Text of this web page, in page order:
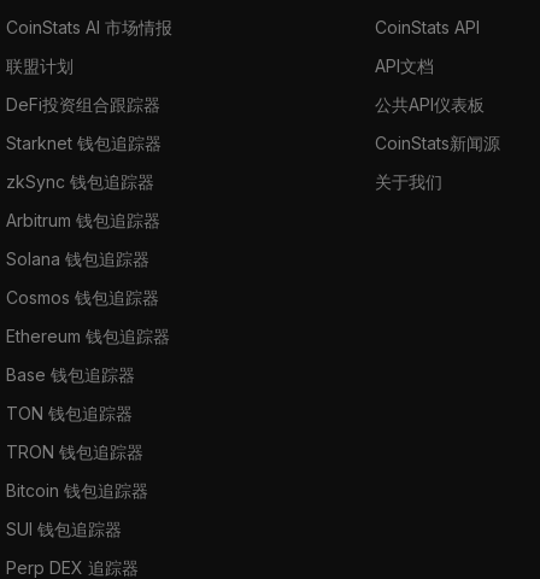
CoinStats AI 市场情报
联盟计划
DeFi投资组合跟踪器
Starknet 钱包追踪器
zkSync 钱包追踪器
Arbitrum 钱包追踪器
Solana 钱包追踪器
Cosmos 钱包追踪器
Ethereum 钱包追踪器
Base 钱包追踪器
TON 钱包追踪器
TRON 钱包追踪器
Bitcoin 钱包追踪器
SUI 钱包追踪器
Perp DEX 追踪器
CoinStats API
API文档
公共API仪表板
CoinStats新闻源
关于我们